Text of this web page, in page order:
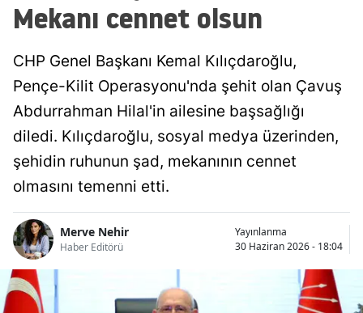
Mekanı cennet olsun
CHP Genel Başkanı Kemal Kılıçdaroğlu,
Pençe-Kilit Operasyonu'nda şehit olan Çavuş
Abdurrahman Hilal'in ailesine başsağlığı
diledi. Kılıçdaroğlu, sosyal medya üzerinden,
şehidin ruhunun şad, mekanının cennet
olmasını temenni etti.
Merve Nehir
Haber Editörü
Yayınlanma
30 Haziran 2026 - 18:04